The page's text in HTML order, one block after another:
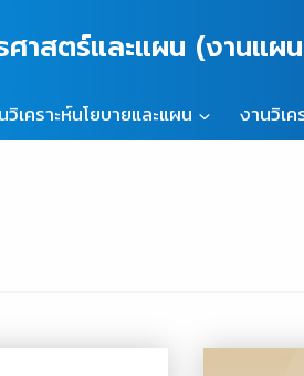
าสตร์และแผน (งานแผ
วิเคราะห์นโยบายและแผน งานวิเ